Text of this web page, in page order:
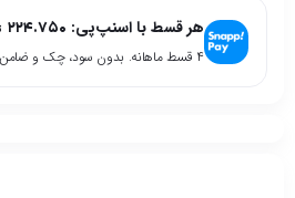
هر قسط با اسنپ‌پی: ۲۲۴.۷۵۰
۴ قسط ماهانه. بدون سود، چک و ضامن.